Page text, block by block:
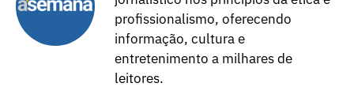
profissionalismo, oferecendo
informação, cultura e
entretenimento a milhares de
leitores.